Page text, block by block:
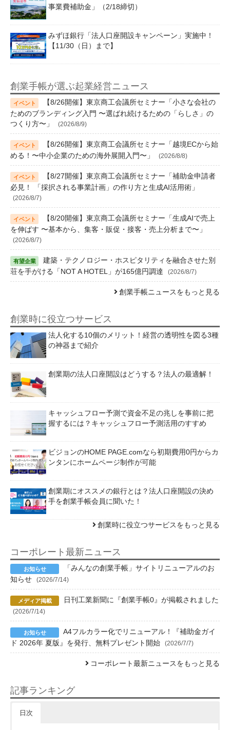
事業費補助金」（2/18締切）
みずほ銀行「法人口座開設キャンペーン」実施中！
【11/30（日）まで】
創業手帳が選ぶ起業経営ニュース
【8/26開催】東京商工会議所セミナー「小さな会社の
ためのブランディング入門 〜選ばれ続けるための「らしさ」の
つくり方〜」
(2026/8/9)
【8/26開催】東京商工会議所セミナー「越境ECから始
める！〜中小企業のための海外展開入門〜」
(2026/8/8)
【8/27開催】東京商工会議所セミナー「補助金申請者
必見！ 「採択される事業計画」の作り方と生成AI活用術」
(2026/8/7)
【8/20開催】東京商工会議所セミナー「生成AIで売上
を伸ばす 〜基本から、集客・販促・接客・売上分析まで〜」
(2026/8/7)
建築・テクノロジー・ホスピタリティを融合させた別
荘を手がける「NOT A HOTEL」が165億円調達
(2026/8/7)
創業手帳ニュースをもっと見る
創業時に役立つサービス
法人化する10個のメリット！経営の透明性を図る3種
の神器まで紹介
創業期の法人口座開設はどうする？法人の最適解！
キャッシュフロー予測で資金不足の兆しを事前に把
握するには？キャッシュフロー予測活用のすすめ
ビジョンのHOME PAGE.comなら初期費用0円からカ
ンタンにホームページ制作が可能
創業期にオススメの銀行とは？法人口座開設の決め
手を創業手帳会員に聞いた！
創業時に役立つサービスをもっと見る
コーポレート最新ニュース
「みんなの創業手帳」サイトリニューアルのお
知らせ
(2026/7/14)
日刊工業新聞に『創業手帳0』が掲載されました
(2026/7/14)
A4フルカラー化でリニューアル！『補助金ガイ
ド 2026年 夏版』を発行、無料プレゼント開始
(2026/7/7)
コーポレート最新ニュースをもっと見る
記事ランキング
日次